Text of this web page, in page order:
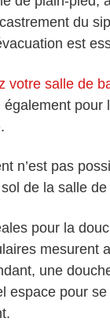
du
est
votre salle de
pour
.
n’est pas
de la salle de
pour la
mesurent
une
espace pour